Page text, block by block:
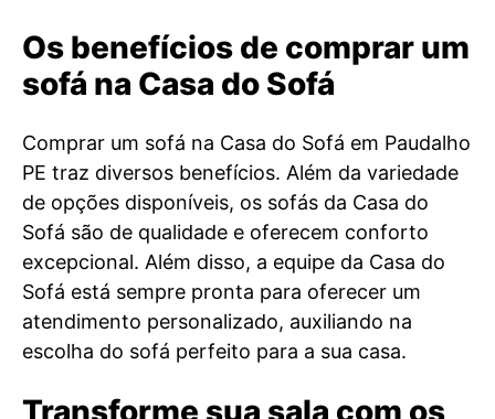
Os benefícios de comprar um
sofá na Casa do Sofá
Comprar um sofá na Casa do Sofá em Paudalho
PE traz diversos benefícios. Além da variedade
de opções disponíveis, os sofás da Casa do
Sofá são de qualidade e oferecem conforto
excepcional. Além disso, a equipe da Casa do
Sofá está sempre pronta para oferecer um
atendimento personalizado, auxiliando na
escolha do sofá perfeito para a sua casa.
Transforme sua sala com os